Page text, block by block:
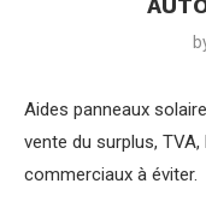
Aides panneaux
vente du surplus, TVA,
commerciaux à éviter.